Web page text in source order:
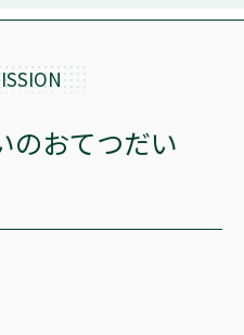
のおてつだい